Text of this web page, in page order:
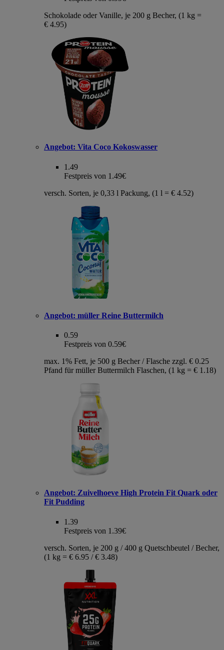
Schokolade oder Vanille, je 200 g Becher, (1 kg =
€ 4.95)
Angebot: Vita Coco Kokoswasser
1.49
Festpreis von 1.49€
versch. Sorten, je 0,33 l Packung, (1 l = € 4.52)
Angebot: müller Reine Buttermilch
0.59
Festpreis von 0.59€
max. 1% Fett, je 500 g Becher / Flasche zzgl. € 0.25
Pfand für müller Buttermilch Flaschen, (1 kg = € 1.18)
Angebot: Zuivelhoeve High Protein Fit Quark oder
Fit Pudding
1.39
Festpreis von 1.39€
versch. Sorten, je 200 g / 400 g Quetschbeutel / Becher,
(1 kg = € 6.95 / € 3.48)